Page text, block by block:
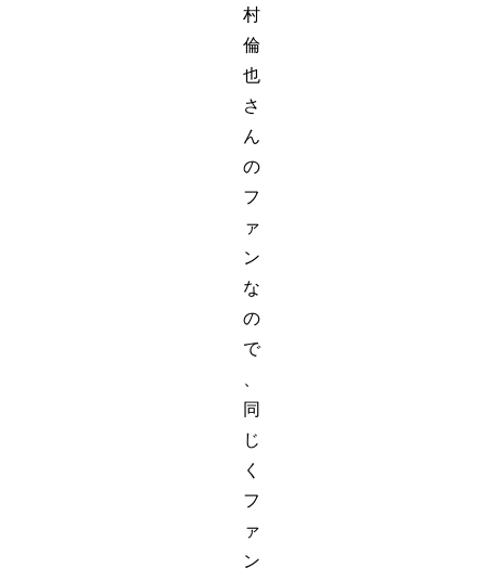
村
倫
也
さ
ん
の
フ
ァ
ン
な
の
で
同
じ
く
フ
ァ
ン